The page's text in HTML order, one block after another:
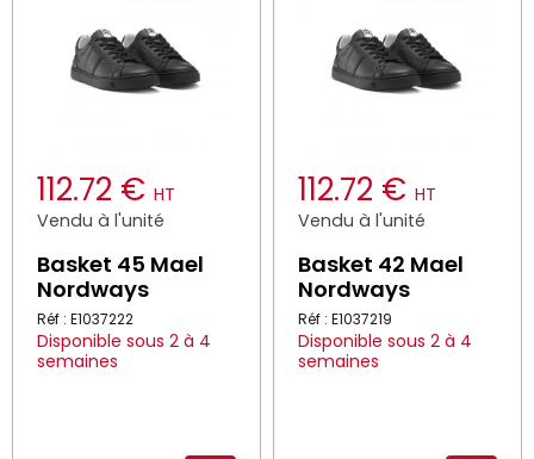
112.72 € HT
Vendu à l'unité
Basket 45 Mael
Nordways
Réf : E1037222
Disponible sous 2 à 4
semaines
112.72 € HT
Vendu à l'unité
Basket 42 Mael
Nordways
Réf : E1037219
Disponible sous 2 à 4
semaines